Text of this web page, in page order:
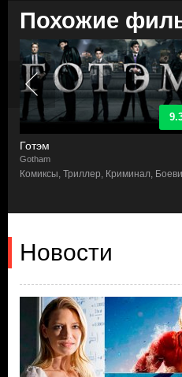
Похожие
Готэм
Gotham
Комиксы, Триллер, Криминал,
Новости